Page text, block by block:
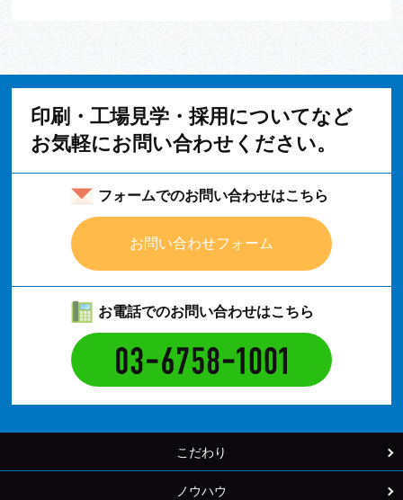
印刷・工場見学・採用についてなど
お気軽にお問い合わせください。
フォームでのお問い合わせはこちら
お問い合わせフォーム
お電話でのお問い合わせはこちら
こだわり
ノウハウ